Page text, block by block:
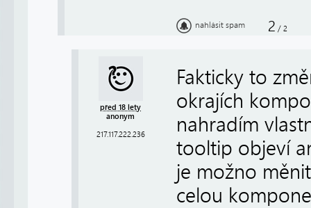
nahlásit spam 2 / 2
před 18 lety
anonym
217.117.222.236
Fakticky to
okrajích
nahradím
tooltip objeví
je možno
celou